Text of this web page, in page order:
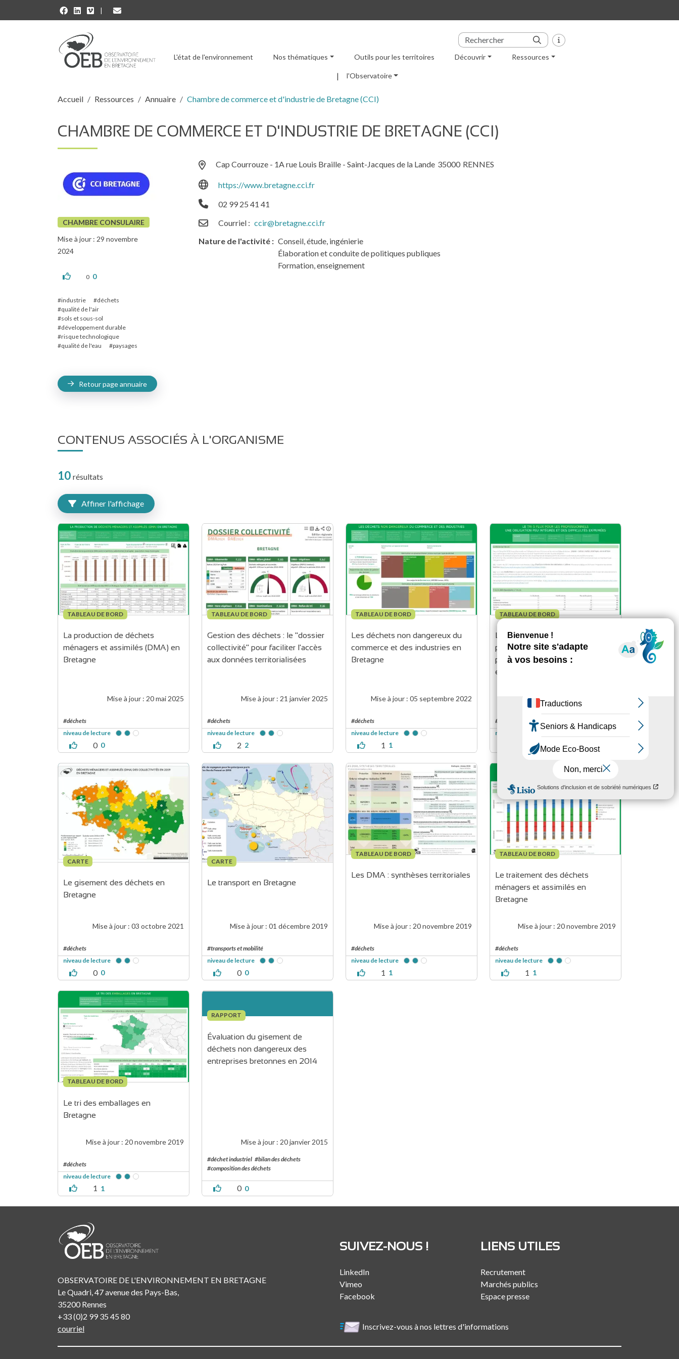
Aller au contenu principal
Menu principal
L'état de l'environnement Nos thématiques Outils pour les territoires Découvrir Ressources
l'Observatoire
Fil d'Ariane
Accueil Ressources Annuaire Chambre de commerce et d'industrie de Bretagne (CCI)
CHAMBRE DE COMMERCE ET D'INDUSTRIE DE BRETAGNE (CCI)
CHAMBRE CONSULAIRE
Mise à jour : 29 novembre
2024
0 0
industrie
déchets
qualité de l'air
sols et sous-sol
développement durable
risque technologique
qualité de l'eau
paysages
Retour page annuaire
Cap Courrouze - 1A rue Louis Braille - Saint-Jacques de la Lande 35000 RENNES
https://www.bretagne.cci.fr
02 99 25 41 41
Courriel
ccir@bretagne.cci.fr
Nature de l'activité
Conseil, étude, ingénierie
Élaboration et conduite de politiques publiques
Formation, enseignement
CONTENUS ASSOCIÉS À L'ORGANISME
10 résultats
Affiner l'affichage
TABLEAU DE BORD
La production de déchets
ménagers et assimilés (DMA) en
Bretagne
Mise à jour : 20 mai 2025
#déchets
niveau de lecture
0 0
TABLEAU DE BORD
Gestion des déchets : le "dossier
collectivité" pour faciliter l'accès
aux données territorialisées
Mise à jour : 21 janvier 2025
#déchets
niveau de lecture
2 2
TABLEAU DE BORD
Les déchets non dangereux du
commerce et des industries en
Bretagne
Mise à jour : 05 septembre 2022
#déchets
niveau de lecture
1 1
TABLEAU DE BORD
Le tri 5 flux pour les
professionnels : une obligation
peu intégrée et des difficultés
exprimées
Mise à jour : 05 septembre 2022
#déchets
niveau de lecture
3
CARTE
Le gisement des déchets en
Bretagne
Mise à jour : 03 octobre 2021
#déchets
niveau de lecture
0 0
CARTE
Le transport en Bretagne
Mise à jour : 01 décembre 2019
#transports et mobilité
niveau de lecture
0 0
TABLEAU DE BORD
Les DMA : synthèses territoriales
Mise à jour : 20 novembre 2019
#déchets
niveau de lecture
1 1
TABLEAU DE BORD
Le traitement des déchets
ménagers et assimilés en
Bretagne
Mise à jour : 20 novembre 2019
#déchets
niveau de lecture
1 1
TABLEAU DE BORD
Le tri des emballages en
Bretagne
Mise à jour : 20 novembre 2019
#déchets
niveau de lecture
1 1
RAPPORT
Évaluation du gisement de
déchets non dangereux des
entreprises bretonnes en 2014
Mise à jour : 20 janvier 2015
#déchet industriel #bilan des déchets
#composition des déchets
0 0
OBSERVATOIRE DE L'ENVIRONNEMENT EN BRETAGNE
Le Quadri, 47 avenue des Pays-Bas,
35200 Rennes
+33 (0)2 99 35 45 80
courriel
SUIVEZ-NOUS !
LinkedIn
Vimeo
Facebook
LIENS UTILES
Recrutement
Marchés publics
Espace presse
Inscrivez-vous à nos lettres d'informations